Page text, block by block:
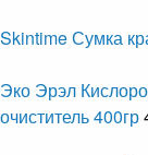
Skintime Сумка
Эко Эрэл
очиститель 400гр